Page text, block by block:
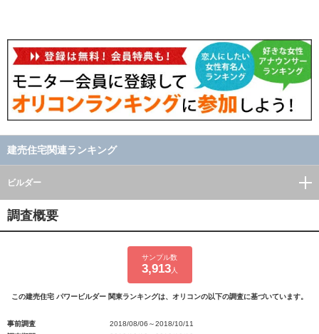
建売住宅関連ランキング
ビルダー
調査概要
サンプル数
3,913人
この建売住宅 パワービルダー 関東ランキングは、オリコンの以下の調査に基づいています。
事前調査
2018/08/06～2018/10/11